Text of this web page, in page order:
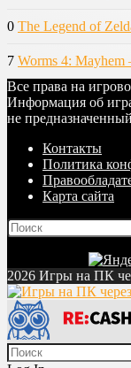
0 The Legend of
7 Worms 4:
Все права на
Информация об
не
Контакты
Политика
Карта сайта
2026 Игры на ПК